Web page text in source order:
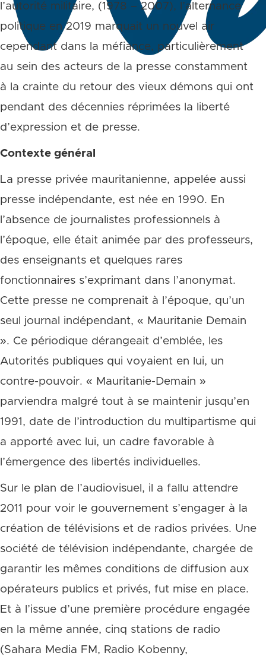
l’autorité militaire, (1978 – 2007), l’alternance
politique en 2019 marquait un nouvel air
cependant dans la méfiance, particulièrement
au sein des acteurs de la presse constamment
à la crainte du retour des vieux démons qui ont
pendant des décennies réprimées la liberté
d’expression et de presse.
Contexte général
La presse privée mauritanienne, appelée aussi
presse indépendante, est née en 1990. En
l’absence de journalistes professionnels à
l’époque, elle était animée par des professeurs,
des enseignants et quelques rares
fonctionnaires s’exprimant dans l’anonymat.
Cette presse ne comprenait à l’époque, qu’un
seul journal indépendant, « Mauritanie Demain
». Ce périodique dérangeait d’emblée, les
Autorités publiques qui voyaient en lui, un
contre-pouvoir. « Mauritanie-Demain »
parviendra malgré tout à se maintenir jusqu’en
1991, date de l’introduction du multipartisme qui
a apporté avec lui, un cadre favorable à
l’émergence des libertés individuelles.
Sur le plan de l’audiovisuel, il a fallu attendre
2011 pour voir le gouvernement s’engager à la
création de télévisions et de radios privées. Une
société de télévision indépendante, chargée de
garantir les mêmes conditions de diffusion aux
opérateurs publics et privés, fut mise en place.
Et à l’issue d’une première procédure engagée
en la même année, cinq stations de radio
(Sahara Media FM, Radio Kobenny,